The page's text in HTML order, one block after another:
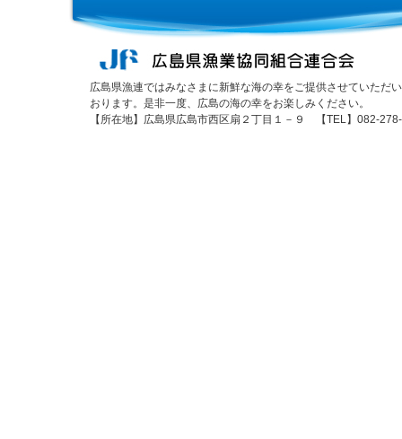
広島県漁連ではみなさまに新鮮な海の幸をご提供させていただ
おります。是非一度、広島の海の幸をお楽しみください。
【所在地】広島県広島市西区扇２丁目１－９ 【TEL】082-